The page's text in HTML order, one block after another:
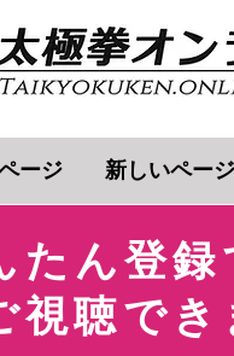
ージ 新しいページ
たん登録
視聴でき